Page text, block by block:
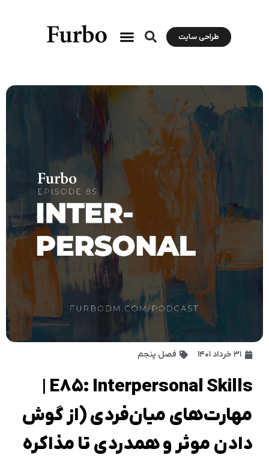
طراحی سایت
۳۱ خرداد ۱۴۰۱ فصل پنجم
E85: Interpersonal Skills |
مهارت‌های میان‌فردی (از گوش
دادن موثر و همدردی تا مذاکره